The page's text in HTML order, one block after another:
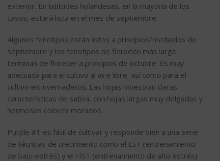
exterior. En latitudes holandesas, en la mayoría de los
casos, estará lista en el mes de septiembre.
Algunos fenotipos están listos a principios/mediados de
septiembre y los fenotipos de floración más larga
terminan de florecer a principios de octubre. Es muy
adecuada para el cultivo al aire libre, así como para el
cultivo en invernaderos. Las hojas muestran claras
características de sativa, con hojas largas muy delgadas y
hermosos colores morados.
Purple #1 es fácil de cultivar y responde bien a una serie
de técnicas de crecimiento como el LST (entrenamiento
de bajo estrés) y el HST (entrenamiento de alto estrés).